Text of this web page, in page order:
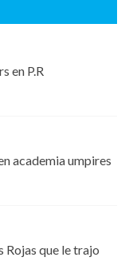
en P.R
academia umpires
Rojas que le trajo